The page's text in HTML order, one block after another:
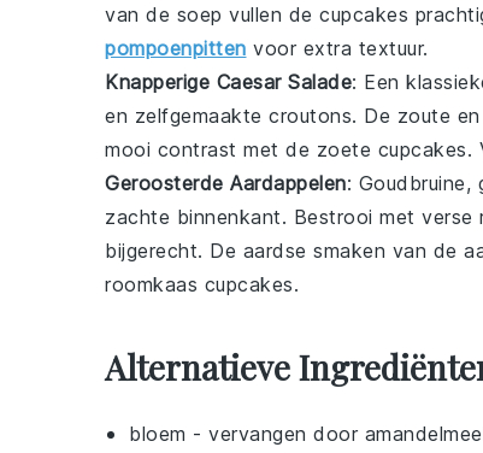
van de soep vullen de cupcakes
pompoenpitten voor extra textuur.
Knapperige Caesar Salade: Een
en zelfgemaakte croutons. De zoute
mooi contrast met de zoete cupcakes.
Geroosterde Aardappelen: Goudbruine,
zachte binnenkant. Bestrooi met verse
bijgerecht. De aardse smaken van de
roomkaas cupcakes.
Alternatieve
bloem - vervangen door